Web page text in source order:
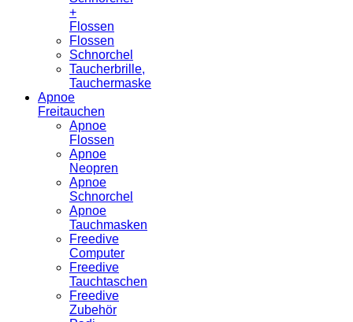
+
Flossen
Flossen
Schnorchel
Taucherbrille,
Tauchermaske
Apnoe
Freitauchen
Apnoe
Flossen
Apnoe
Neopren
Apnoe
Schnorchel
Apnoe
Tauchmasken
Freedive
Computer
Freedive
Tauchtaschen
Freedive
Zubehör